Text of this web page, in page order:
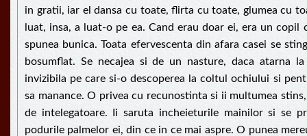
in gratii, iar el dansa cu toate, flirta cu toate, glumea cu
luat, insa, a luat-o pe ea. Cand erau doar ei, era un copil
spunea bunica. Toata efervescenta din afara casei se
bosumflat. Se necajea si de un nasture, daca atarna
invizibila pe care si-o descoperea la coltul ochiului si
sa manance. O privea cu recunostinta si ii multumea
de intelegatoare. Ii saruta incheieturile mainilor si se
podurile palmelor ei, din ce in ce mai aspre. O punea